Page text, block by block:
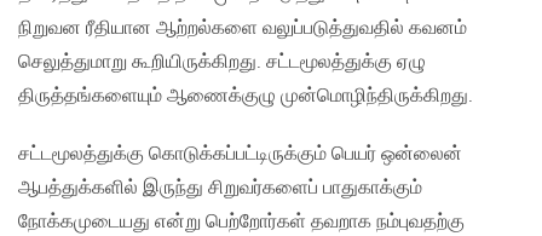
நிறுவன ரீதியான ஆற்றல்களை வலுப்படுத்துவதில் கவனம்
செலுத்துமாறு கூறியிருக்கிறது. சட்டமூலத்துக்கு ஏழு
திருத்தங்களையும் ஆணைக்குழு முன்மொழிந்திருக்கிறது.
சட்டமூலத்துக்கு கொடுக்கப்பட்டிருக்கும் பெயர் ஒன்லைன்
ஆபத்துக்களில் இருந்து சிறுவர்களைப் பாதுகாக்கும்
நோக்கமுடையது என்று பெற்றோர்கள் தவறாக நம்புவதற்கு